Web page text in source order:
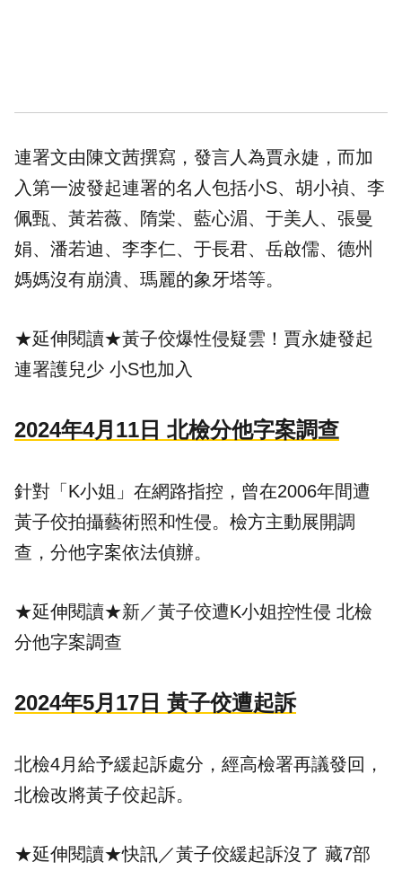
連署文由陳文茜撰寫，發言人為賈永婕，而加
入第一波發起連署的名人包括小S、胡小禎、李
佩甄、黃若薇、隋棠、藍心湄、于美人、張曼
娟、潘若迪、李李仁、于長君、岳啟儒、德州
媽媽沒有崩潰、瑪麗的象牙塔等。
★延伸閱讀★黃子佼爆性侵疑雲！賈永婕發起
連署護兒少 小S也加入
2024年4月11日 北檢分他字案調查
針對「K小姐」在網路指控，曾在2006年間遭
黃子佼拍攝藝術照和性侵。檢方主動展開調
查，分他字案依法偵辦。
★延伸閱讀★新／黃子佼遭K小姐控性侵 北檢
分他字案調查
2024年5月17日 黃子佼遭起訴
北檢4月給予緩起訴處分，經高檢署再議發回，
北檢改將黃子佼起訴。
★延伸閱讀★快訊／黃子佼緩起訴沒了 藏7部